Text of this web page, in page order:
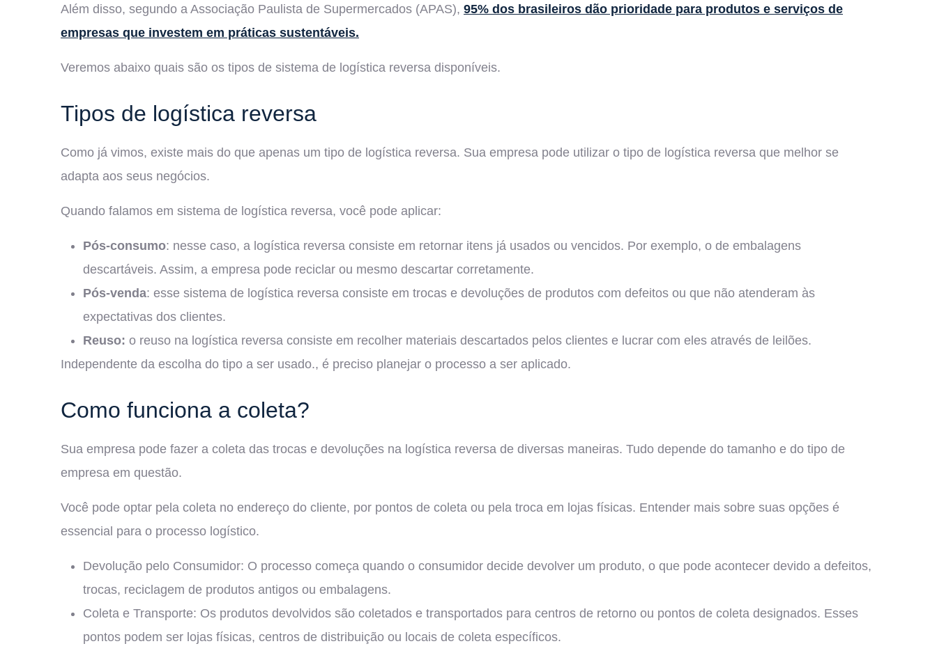
Além disso, segundo a Associação Paulista de Supermercados (APAS), 95% dos brasileiros dão prioridade para produtos e serviços de
empresas que investem em práticas sustentáveis.
Veremos abaixo quais são os tipos de sistema de logística reversa disponíveis.
Tipos de logística reversa
Como já vimos, existe mais do que apenas um tipo de logística reversa. Sua empresa pode utilizar o tipo de logística reversa que melhor se
adapta aos seus negócios.
Quando falamos em sistema de logística reversa, você pode aplicar:
Pós-consumo: nesse caso, a logística reversa consiste em retornar itens já usados ou vencidos. Por exemplo, o de embalagens
descartáveis. Assim, a empresa pode reciclar ou mesmo descartar corretamente.
Pós-venda: esse sistema de logística reversa consiste em trocas e devoluções de produtos com defeitos ou que não atenderam às
expectativas dos clientes.
Reuso: o reuso na logística reversa consiste em recolher materiais descartados pelos clientes e lucrar com eles através de leilões.
Independente da escolha do tipo a ser usado., é preciso planejar o processo a ser aplicado.
Como funciona a coleta?
Sua empresa pode fazer a coleta das trocas e devoluções na logística reversa de diversas maneiras. Tudo depende do tamanho e do tipo de
empresa em questão.
Você pode optar pela coleta no endereço do cliente, por pontos de coleta ou pela troca em lojas físicas. Entender mais sobre suas opções é
essencial para o processo logístico.
Devolução pelo Consumidor: O processo começa quando o consumidor decide devolver um produto, o que pode acontecer devido a defeitos,
trocas, reciclagem de produtos antigos ou embalagens.
Coleta e Transporte: Os produtos devolvidos são coletados e transportados para centros de retorno ou pontos de coleta designados. Esses
pontos podem ser lojas físicas, centros de distribuição ou locais de coleta específicos.